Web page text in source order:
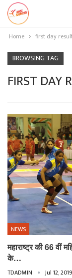
Home first day
BROWSING TAG
FIRST DAY
NEWS
महाराष्ट्र की 66 वीं
के…
TDADMIN Jul 12, 2019